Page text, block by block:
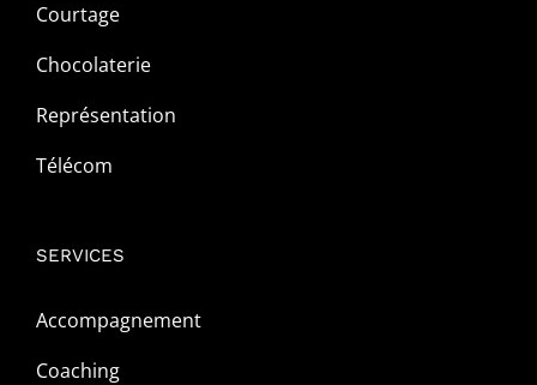
Courtage
Chocolaterie
Représentation
Télécom
SERVICES
Accompagnement
Coaching